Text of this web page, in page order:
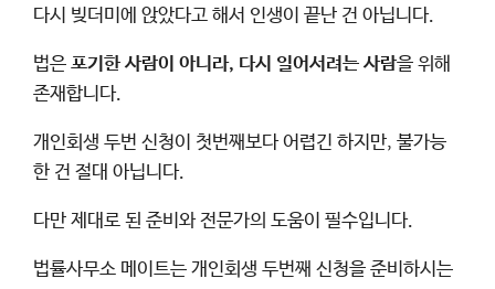
다시 빚더미에 앉았다고 해서 인생이 끝난 건 아닙니다.
법은 포기한 사람이 아니라, 다시 일어서려는 사람을 위해
존재합니다.
개인회생 두번 신청이 첫번째보다 어렵긴 하지만, 불가능
한 건 절대 아닙니다.
다만 제대로 된 준비와 전문가의 도움이 필수입니다.
법률사무소 메이트는 개인회생 두번째 신청을 준비하시는